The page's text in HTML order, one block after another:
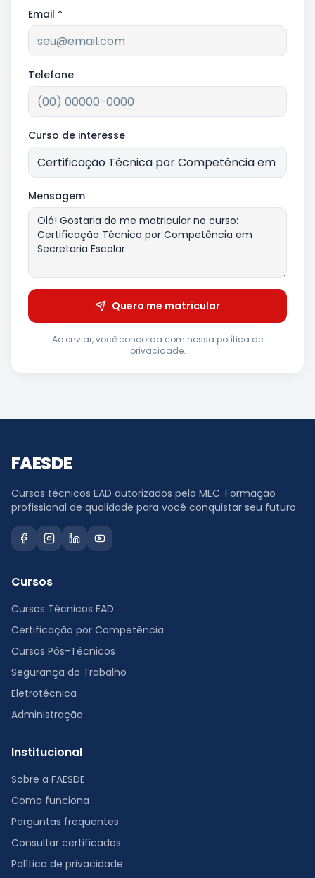
Email *
Telefone
Curso de interesse
Mensagem
Quero me matricular
Ao enviar, você concorda com nossa política de
privacidade.
FAESDE
Cursos técnicos EAD autorizados pelo MEC. Formação
profissional de qualidade para você conquistar seu futuro.
Cursos
Cursos Técnicos EAD
Certificação por Competência
Cursos Pós-Técnicos
Segurança do Trabalho
Eletrotécnica
Administração
Institucional
Sobre a FAESDE
Como funciona
Perguntas frequentes
Consultar certificados
Política de privacidade